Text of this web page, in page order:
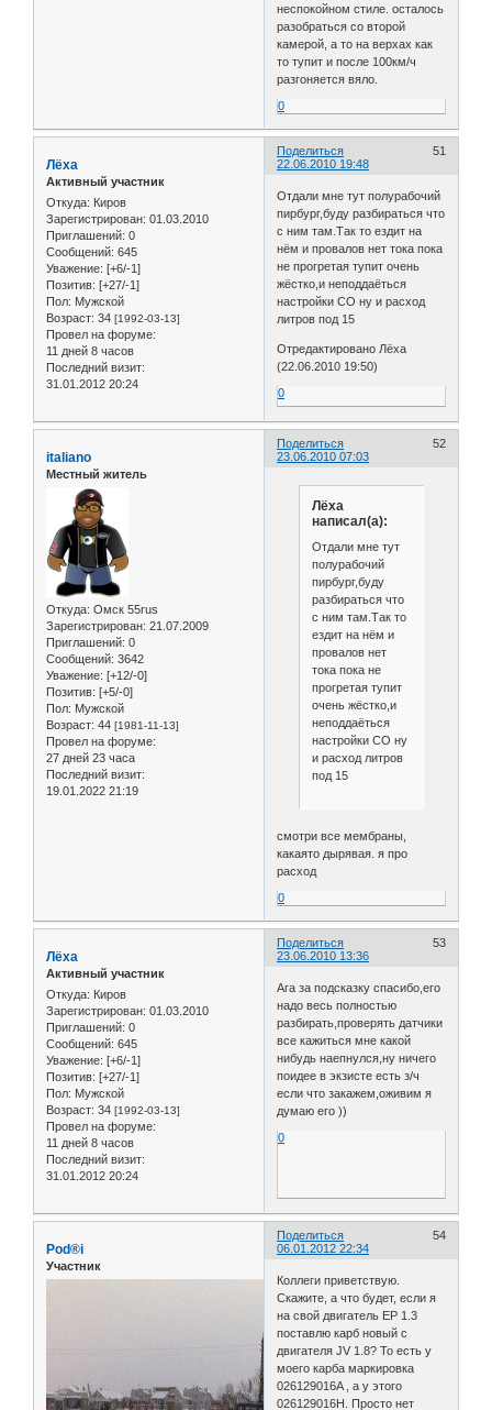
неспокойном стиле. осталось
разобраться со второй
камерой, а то на верхах как
то тупит и после 100км/ч
разгоняется вяло.
0
Поделиться
51
22.06.2010 19:48
Лёха
Активный участник
Откуда: Киров
Зарегистрирован: 01.03.2010
Приглашений: 0
Сообщений: 645
Уважение: [+6/-1]
Позитив: [+27/-1]
Пол: Мужской
Возраст: 34 [1992-03-13]
Провел на форуме:
11 дней 8 часов
Последний визит:
31.01.2012 20:24
Отдали мне тут полурабочий
пирбург,буду разбираться что
с ним там.Так то ездит на
нём и провалов нет тока пока
не прогретая тупит очень
жёстко,и неподдаёться
настройки СО ну и расход
литров под 15
Отредактировано Лёха
(22.06.2010 19:50)
0
Поделиться
52
23.06.2010 07:03
italiano
Местный житель
Откуда: Омск 55rus
Зарегистрирован: 21.07.2009
Приглашений: 0
Сообщений: 3642
Уважение: [+12/-0]
Позитив: [+5/-0]
Пол: Мужской
Возраст: 44 [1981-11-13]
Провел на форуме:
27 дней 23 часа
Последний визит:
19.01.2022 21:19
Лёха
написал(а):
Отдали мне тут
полурабочий
пирбург,буду
разбираться что
с ним там.Так то
ездит на нём и
провалов нет
тока пока не
прогретая тупит
очень жёстко,и
неподдаёться
настройки СО ну
и расход литров
под 15
смотри все мембраны,
какаято дырявая. я про
расход
0
Поделиться
53
23.06.2010 13:36
Лёха
Активный участник
Откуда: Киров
Зарегистрирован: 01.03.2010
Приглашений: 0
Сообщений: 645
Уважение: [+6/-1]
Позитив: [+27/-1]
Пол: Мужской
Возраст: 34 [1992-03-13]
Провел на форуме:
11 дней 8 часов
Последний визит:
31.01.2012 20:24
Ага за подсказку спасибо,его
надо весь полностью
разбирать,проверять датчики
все кажиться мне какой
нибудь наепнулся,ну ничего
поидее в экзисте есть з/ч
если что закажем,оживим я
думаю его ))
0
Поделиться
54
06.01.2012 22:34
Pod®i
Участник
Коллеги приветствую.
Скажите, а что будет, если я
на свой двигатель EP 1.3
поставлю карб новый с
двигателя JV 1.8? То есть у
моего карба маркировка
026129016A , а у этого
026129016H. Просто нет